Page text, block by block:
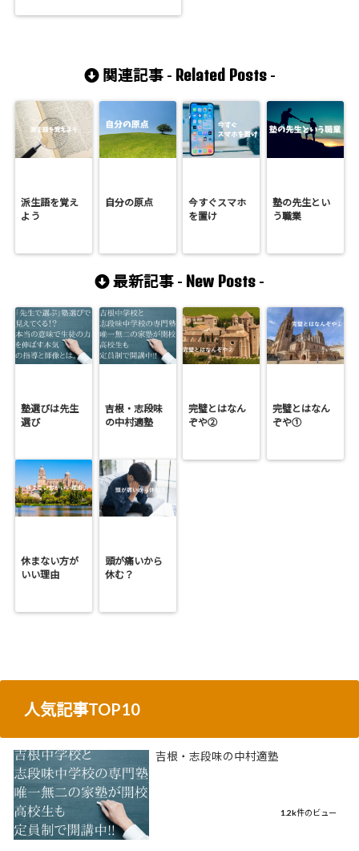
関連記事 - Related Posts-
派生語を覚え
よう
自分の原点
今すぐスマホ
を置け
塾の先生とい
う職業
最新記事 - New Posts -
塾選びは先生
選び
吉根・志段味
の中村適塾
完璧とはなん
ぞや②
完璧とはなん
ぞや①
休まない方が
いい理由
頭が痛いから
休む？
人気記事TOP10
吉根・志段味の中村適塾
1.2k件のビュー